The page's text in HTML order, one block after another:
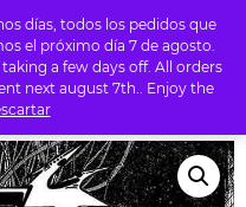
días, todos los pedidos que
el próximo día 7 de agosto.
a few days off. All orders
next august 7th.. Enjoy the
0
‎- BLACK FUTURE